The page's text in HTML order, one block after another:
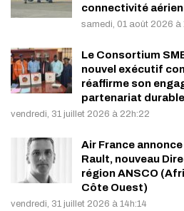
connectivité
samedi, 01 août 2026 à
Le Consortium
nouvel exécutif
réaffirme son
partenariat durable
vendredi, 31 juillet 2026 à 22h:22
Air France
Rault, nouveau
région ANSCO
Côte Ouest)
vendredi, 31 juillet 2026 à 14h:14